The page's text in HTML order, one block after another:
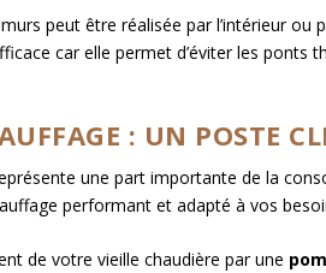
peut être réalisée par l’intérieur
car elle permet d’éviter les ponts
: UN POSTE
une part importante de la
performant et adapté à vos
de votre vieille chaudière par une